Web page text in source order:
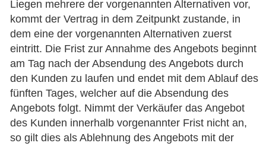
Liegen mehrere der vorgenannten Alternativen vor,
kommt der Vertrag in dem Zeitpunkt zustande, in
dem eine der vorgenannten Alternativen zuerst
eintritt. Die Frist zur Annahme des Angebots beginnt
am Tag nach der Absendung des Angebots durch
den Kunden zu laufen und endet mit dem Ablauf des
fünften Tages, welcher auf die Absendung des
Angebots folgt. Nimmt der Verkäufer das Angebot
des Kunden innerhalb vorgenannter Frist nicht an,
so gilt dies als Ablehnung des Angebots mit der